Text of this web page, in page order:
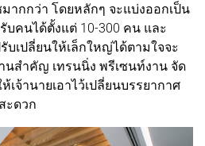
ากกว่า โดยหลักๆ จะแบ่งออกเป็น
บคนได้ตั้งแต่ 10-300 คน และ
บเปลี่ยนให้เล็กใหญ่ได้ตามใจจะ
นสำคัญ เทรนนิ่ง พรีเซนท์งาน จัด
เจ้านายเอาไว้เปลี่ยนบรรยากาศ
ะดวก